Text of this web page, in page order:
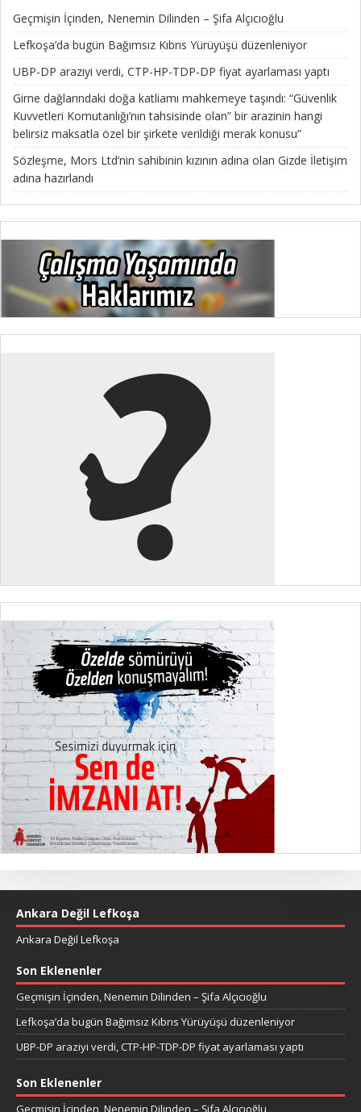
Geçmişin İçinden, Nenemin Dilinden – Şifa Alçıcıoğlu
Lefkoşa’da bugün Bağımsız Kıbrıs Yürüyüşü düzenleniyor
UBP-DP araziyi verdi, CTP-HP-TDP-DP fiyat ayarlaması yaptı
Girne dağlarındaki doğa katliamı mahkemeye taşındı: “Güvenlik
Kuvvetleri Komutanlığı’nın tahsisinde olan” bir arazinin hangi
belirsiz maksatla özel bir şirkete verildiği merak konusu”
Sözleşme, Mors Ltd’nin sahibinin kızının adına olan Gizde İletişim
adına hazırlandı
Ankara Değil Lefkoşa
Ankara Değil Lefkoşa
Son Eklenenler
Geçmişin İçinden, Nenemin Dilinden – Şifa Alçıcıoğlu
Lefkoşa’da bugün Bağımsız Kıbrıs Yürüyüşü düzenleniyor
UBP-DP araziyi verdi, CTP-HP-TDP-DP fiyat ayarlaması yaptı
Son Eklenenler
Geçmişin İçinden, Nenemin Dilinden – Şifa Alçıcıoğlu